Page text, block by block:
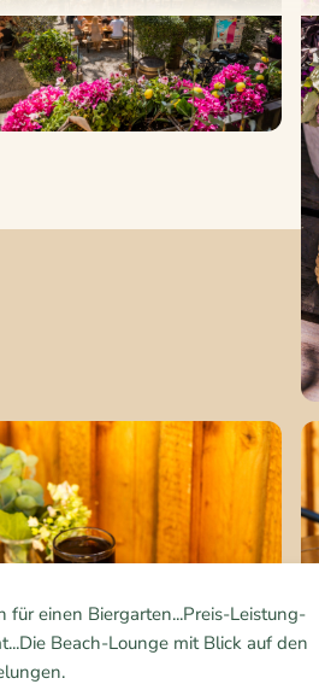
für einen Biergarten...Preis-Leistung-
Beach-Lounge mit Blick auf den